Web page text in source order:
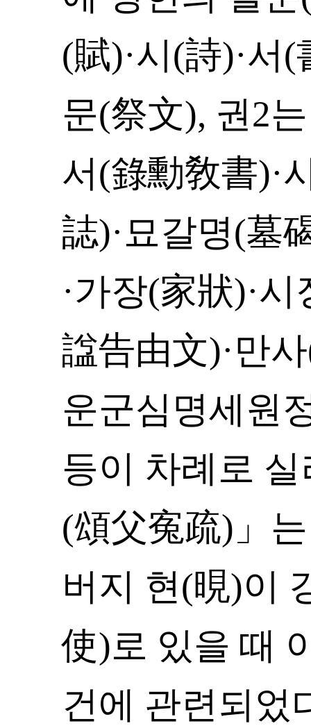
(賦)·시(詩)·서
문(祭文), 권2
서(錄勳敎書)·
誌)·묘갈명(墓
·가장(家狀)·
諡告由文)·만
운군심명세원
등이 차례로
(頌父寃疏)」
버지 현(晛)이
使)로 있을 때
건에 관련되었